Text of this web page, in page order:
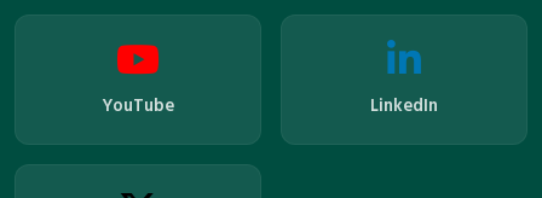
YouTube LinkedIn